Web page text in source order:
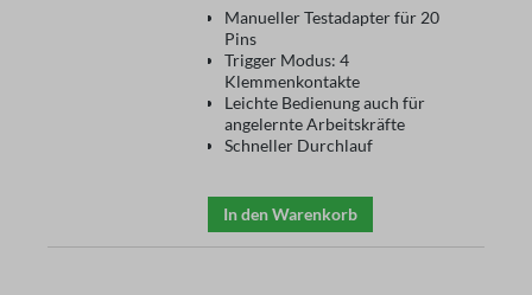
Manueller Testadapter für 20
Pins
Trigger Modus: 4
Klemmenkontakte
Leichte Bedienung auch für
angelernte Arbeitskräfte
Schneller Durchlauf
In den Warenkorb